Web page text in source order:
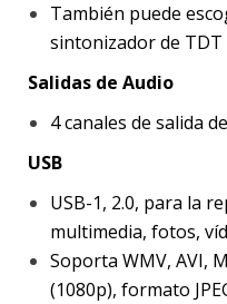
También puede
sintonizador de TDT
Salidas de Audio
4 canales de salida
USB
USB-1, 2.0, para la
multimedia, fotos,
Soporta WMV, AVI,
(1080p), formato